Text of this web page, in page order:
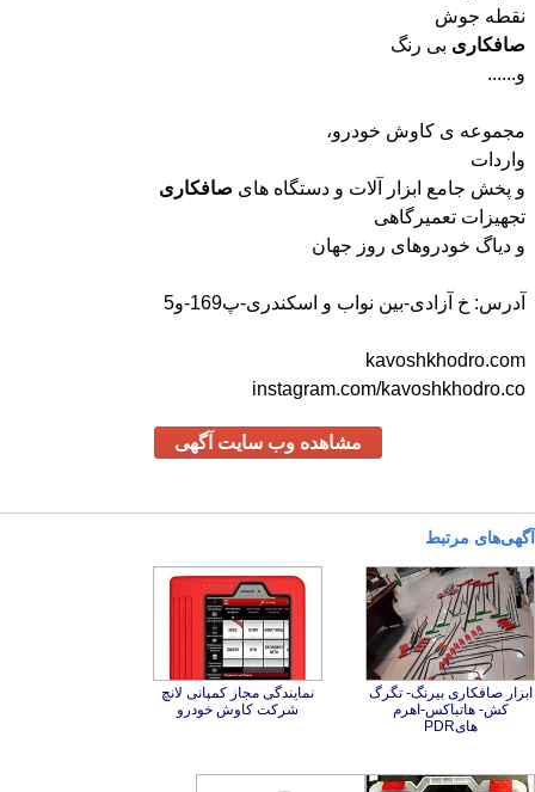
نقطه جوش
صافکاری بی رنگ
و......
مجموعه ی کاوش خودرو،
واردات
و پخش جامع ابزار آلات و دستگاه های صافکاری
تجهیزات تعمیرگاهی
و دیاگ خودروهای روز جهان
آدرس: خ آزادی-بین نواب و اسکندری-پ169-و5
kavoshkhodro.com
instagram.com/kavoshkhodro.co
مشاهده وب سایت آگهی
آگهی‌های مرتبط
ابزار صافکاری بیرنگ- تگرگ
کش- هاتباکس-اهرم
هایPDR
نمایندگی مجاز کمپانی لانچ
شرکت کاوش خودرو